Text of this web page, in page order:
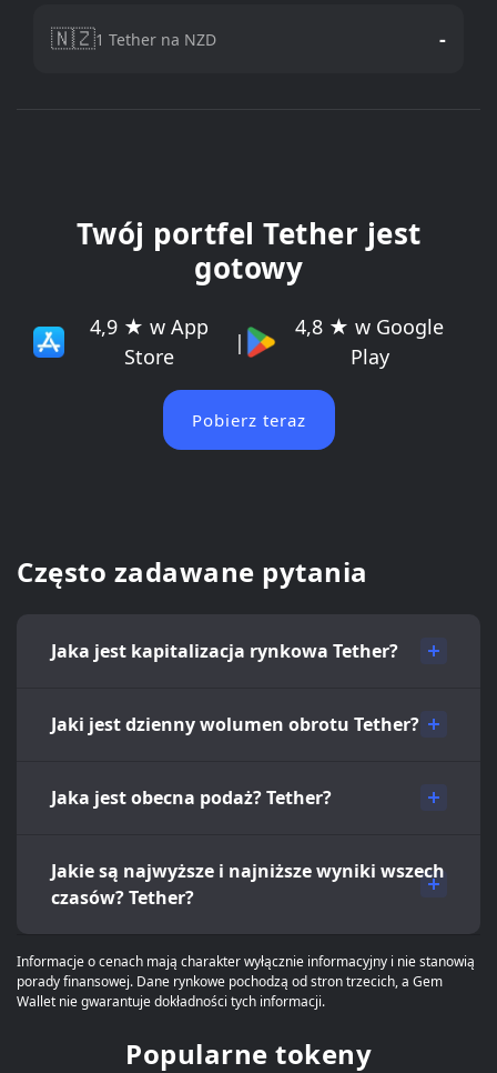
🇳🇿1 Tether na NZD -
Twój portfel Tether jest
gotowy
4,9 ★ w App
Store
|
4,8 ★ w Google
Play
Pobierz teraz
Często zadawane pytania
Jaka jest kapitalizacja rynkowa Tether?
Jaki jest dzienny wolumen obrotu Tether?
Jaka jest obecna podaż? Tether?
Jakie są najwyższe i najniższe wyniki wszech
czasów? Tether?
Informacje o cenach mają charakter wyłącznie informacyjny i nie stanowią
porady finansowej. Dane rynkowe pochodzą od stron trzecich, a Gem
Wallet nie gwarantuje dokładności tych informacji.
Popularne tokeny